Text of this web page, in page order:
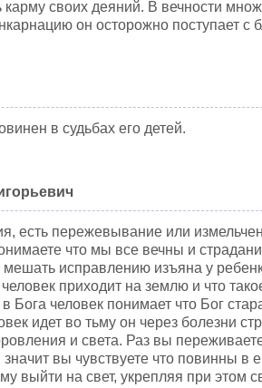
карму своих деяний. В вечности
он осторожно поступает с
в судьбах его детей.
есть пережевывание или
что мы все вечны и
мешать исправлению изъяна у
приходит на землю и что
Бога человек понимает что Бог
идет во тьму он через болезни
и света. Раз вы
значит вы чувствуете что повинны в
выйти на свет, укрепляя при этом